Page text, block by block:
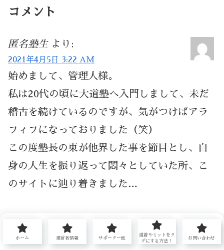
コメント
匿名塾生 より:
2021年4月5日 3:22 AM
始めまして、管理人様。
私は20代の頃に大道塾へ入門しまして、未だ
稽古を続けているのですが、気がつけばアラ
フィフになっておりました（笑）
この度塾長の東が他界した事を節目とし、自
身の人生を振り返って悶々としていた所、こ
のサイトに辿り着きました…
我が団体には、極真も含めてそこから分裂し
た団体の特質が、薄められた状態で全てあり
ホーム 運営者情報 サポーター他
道着やミットをタ
ダにする方法！
お問い合わせ